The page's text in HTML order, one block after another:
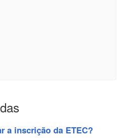
a inscrição da ETEC?